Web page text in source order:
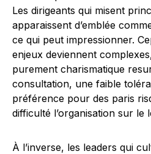
Les dirigeants qui misent
apparaissent d’emblée
ce qui peut impressionner.
enjeux deviennent
purement charismatique
consultation, une faible
préférence pour des paris
difficulté l’organisation sur le
À l’inverse, les leaders qui